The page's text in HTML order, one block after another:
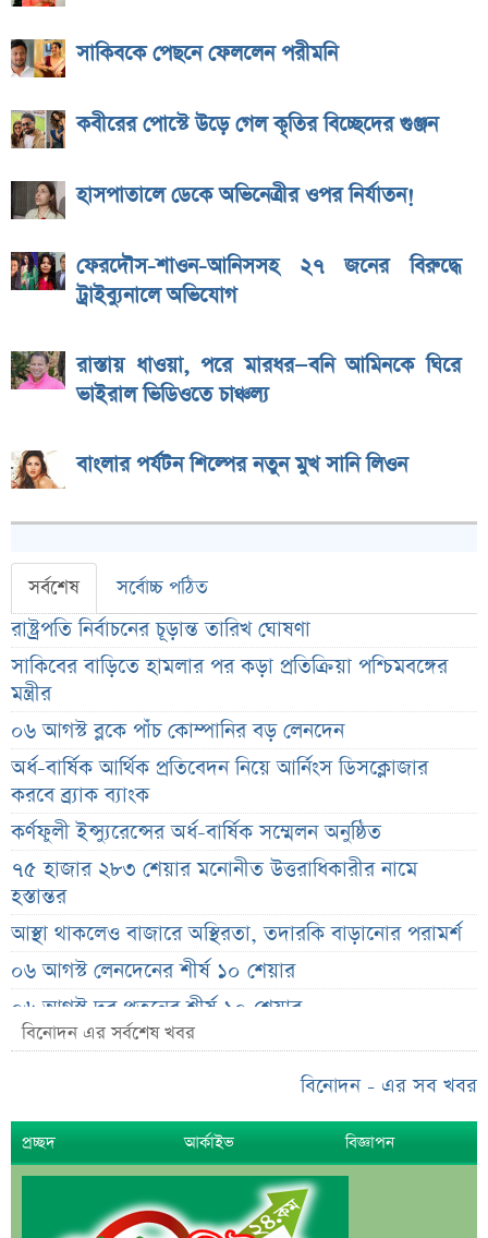
সাকিবকে পেছনে ফেললেন পরীমনি
কবীরের পোস্টে উড়ে গেল কৃতির বিচ্ছেদের গুঞ্জন
হাসপাতালে ডেকে অভিনেত্রীর ওপর নির্যাতন!
ফেরদৌস-শাওন-আনিসসহ ২৭ জনের বিরুদ্ধে
ট্রাইব্যুনালে অভিযোগ
রাস্তায় ধাওয়া, পরে মারধর—বনি আমিনকে ঘিরে
ভাইরাল ভিডিওতে চাঞ্চল্য
বাংলার পর্যটন শিল্পের নতুন মুখ সানি লিওন
সর্বশেষ সর্বোচ্চ পঠিত
রাষ্ট্রপতি নির্বাচনের চূড়ান্ত তারিখ ঘোষণা
সাকিবের বাড়িতে হামলার পর কড়া প্রতিক্রিয়া পশ্চিমবঙ্গের
মন্ত্রীর
০৬ আগস্ট ব্লকে পাঁচ কোম্পানির বড় লেনদেন
অর্ধ-বার্ষিক আর্থিক প্রতিবেদন নিয়ে আর্নিংস ডিসক্লোজার
করবে ব্র্যাক ব্যাংক
কর্ণফুলী ইন্স্যুরেন্সের অর্ধ-বার্ষিক সম্মেলন অনুষ্ঠিত
৭৫ হাজার ২৮৩ শেয়ার মনোনীত উত্তরাধিকারীর নামে
হস্তান্তর
আস্থা থাকলেও বাজারে অস্থিরতা, তদারকি বাড়ানোর পরামর্শ
০৬ আগস্ট লেনদেনের শীর্ষ ১০ শেয়ার
০৬ আগস্ট দর পতনের শীর্ষ ১০ শেয়ার
০৬ আগস্ট দর বৃদ্ধির শীর্ষ ১০ শেয়ার
শেয়ার দাম অস্বাভাবিক বাড়ায় ডিএসইর সতর্কবার্তা
প্রায় ২ কোটি শেয়ার বিক্রির ঘোষণা
উৎপাদন বন্ধের কারণ জানালো এস আলম কোল্ড রোল্ড স্টিল
ইউরোপে কার্যক্রম সম্প্রসারণে পর্তুগালে প্রথম চালান রপ্তানি
বিনোদন এর সর্বশেষ খবর
বিনোদন - এর সব খবর
প্রচ্ছদ আর্কাইভ বিজ্ঞাপন